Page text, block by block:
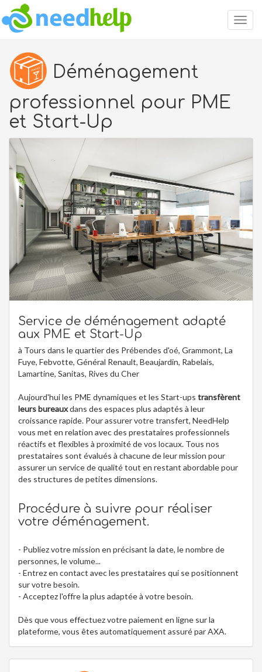
Déménagement
professionnel pour PME
et Start-Up
Service de déménagement adapté
aux PME et Start-Up
à Tours dans le quartier des Prébendes d'oé, Grammont, La
Fuye, Febvotte, Général Renault, Beaujardin, Rabelais,
Lamartine, Sanitas, Rives du Cher
Aujourd'hui les PME dynamiques et les Start-ups transfèrent
leurs bureauxdans des espaces plus adaptés à leur
croissance rapide. Pour assurer votre transfert, NeedHelp
vous met en relation avec des prestataires professionnels
réactifs et flexibles à proximité de vos locaux. Tous nos
prestataires sont évalués à chacune de leur mission pour
assurer un service de qualité tout en restant abordable pour
des structures de petites dimensions.
Procédure à suivre pour réaliser
votre déménagement.
- Publiez votre mission en précisant la date, le nombre de
personnes, le volume...
- Entrez en contact avec les prestataires qui se positionnent
sur votre besoin.
- Acceptez l'offre la plus adaptée à votre besoin.
Dès que vous effectuez votre paiement en ligne sur la
plateforme, vous êtes automatiquement assuré par AXA.